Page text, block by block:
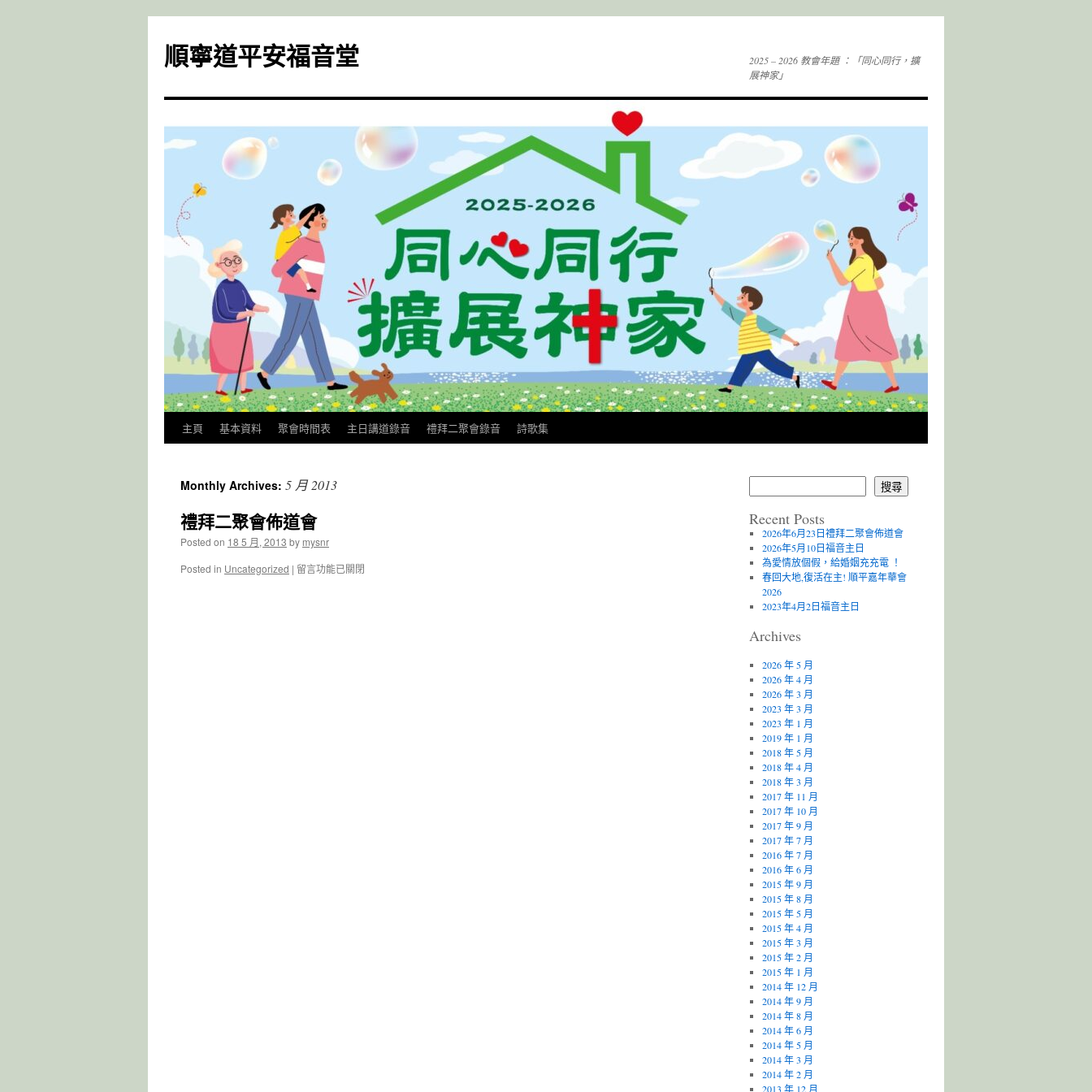
content
順寧道平安福音堂
2025 – 2026 教會年題 ：「同心同行，擴
展神家」
主頁 基本資料 聚會時間表 主日講道錄音 禮拜二聚會錄音 詩歌集
Monthly Archives: 5 月 2013
禮拜二聚會佈道會
Posted on 18 5 月, 2013 by mysnr
Posted in Uncategorized | 在
留言功能已關閉
搜尋
Recent Posts
2026年6月23日禮拜二聚會佈道會
2026年5月10日福音主日
為愛情放個假，給婚姻充充電 ！
春回大地,復活在主! 順平嘉年華會
2026
2023年4月2日福音主日
Archives
2026 年 5 月
2026 年 4 月
2026 年 3 月
2023 年 3 月
2023 年 1 月
2019 年 1 月
2018 年 5 月
2018 年 4 月
2018 年 3 月
2017 年 11 月
2017 年 10 月
2017 年 9 月
2017 年 7 月
2016 年 7 月
2016 年 6 月
2015 年 9 月
2015 年 8 月
2015 年 5 月
2015 年 4 月
2015 年 3 月
2015 年 2 月
2015 年 1 月
2014 年 12 月
2014 年 9 月
2014 年 8 月
2014 年 6 月
2014 年 5 月
2014 年 3 月
2014 年 2 月
2013 年 12 月